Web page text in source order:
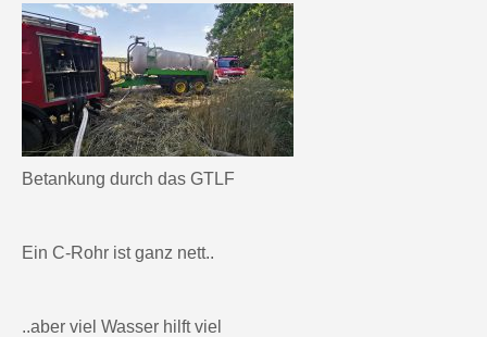
Betankung durch das GTLF
Ein C-Rohr ist ganz nett..
..aber viel Wasser hilft viel